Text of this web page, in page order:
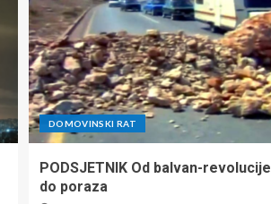
DOMOVINSKI RAT
PODSJETNIK Od balvan-revolucije
do poraza